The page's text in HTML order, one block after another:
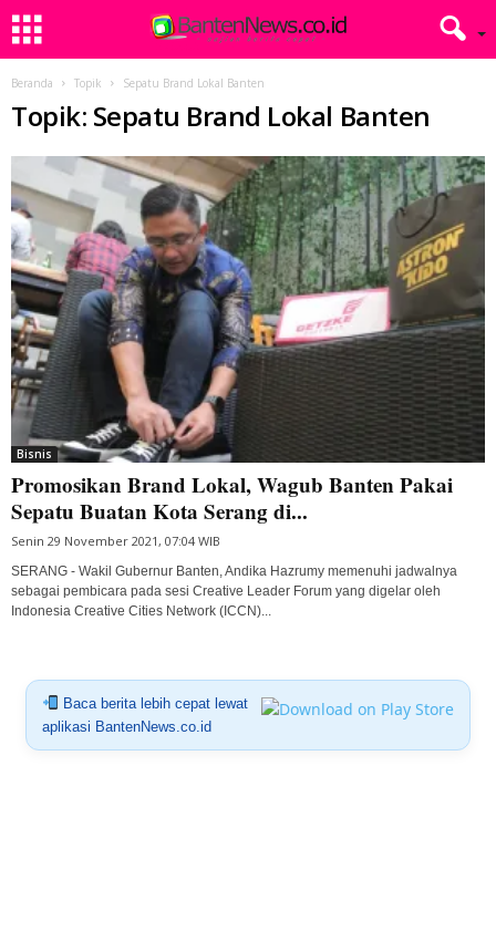
Beranda Topik Sepatu Brand Lokal Banten
Topik: Sepatu Brand Lokal Banten
Bisnis
Promosikan Brand Lokal, Wagub Banten Pakai
Sepatu Buatan Kota Serang di...
Senin 29 November 2021, 07:04 WIB
SERANG - Wakil Gubernur Banten, Andika Hazrumy memenuhi jadwalnya
sebagai pembicara pada sesi Creative Leader Forum yang digelar oleh
Indonesia Creative Cities Network (ICCN)...
Baca berita lebih cepat lewat
aplikasi BantenNews.co.id